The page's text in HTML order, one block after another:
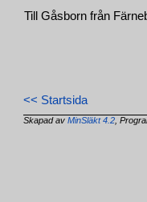
Till Gåsborn från
<< Startsida
Skapad avMinSläkt 4.2 ,